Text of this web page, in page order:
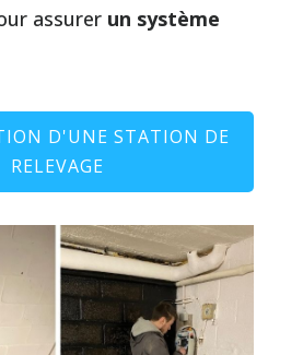
assurer un système
D'UNE STATION DE
RELEVAGE